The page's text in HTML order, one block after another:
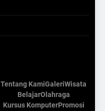
Tentang KamiGaleriWisata
BelajarOlahraga
Kursus KomputerPromosi